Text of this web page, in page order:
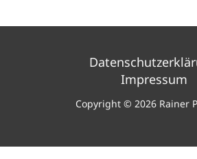
Impressum
Copyright © 2026 Rainer